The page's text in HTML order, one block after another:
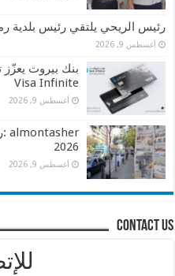
رئيس الريحي يلتقي رئيس بلدية
أغسطس 9, 2026
بنك بيروت يعزّز
Visa Infinite
أغسطس 9, 2026
2026
أغسطس 9, 2026
contact us